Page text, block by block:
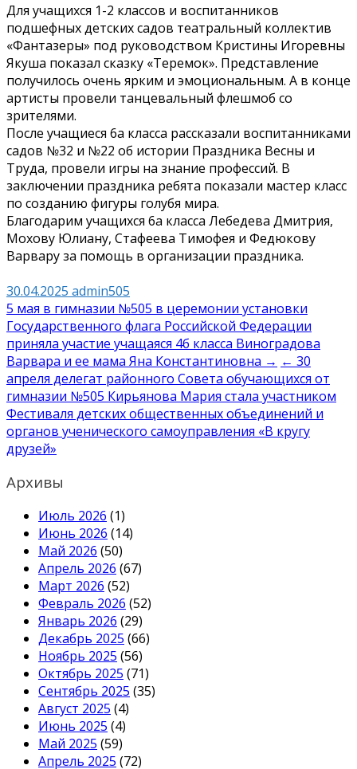
Для учащихся 1-2 классов и воспитанников
подшефных детских садов театральный коллектив
«Фантазеры» под руководством Кристины Игоревны
Якуша показал сказку «Теремок». Представление
получилось очень ярким и эмоциональным. А в конце
артисты провели танцевальный флешмоб со
зрителями.
После учащиеся 6а класса рассказали воспитанниками
садов №32 и №22 об истории Праздника Весны и
Труда, провели игры на знание профессий. В
заключении праздника ребята показали мастер класс
по созданию фигуры голубя мира.
Благодарим учащихся 6а класса Лебедева Дмитрия,
Мохову Юлиану, Стафеева Тимофея и Федюкову
Варвару за помощь в организации праздника.
30.04.2025 admin505
Навигация
по
записям
5 мая в гимназии №505 в церемонии установки
Государственного флага Российской Федерации
приняла участие учащаяся 4б класса Виноградова
Варвара и ее мама Яна Константиновна → ← 30
апреля делегат районного Совета обучающихся от
гимназии №505 Кирьянова Мария стала участником
Фестиваля детских общественных объединений и
органов ученического самоуправления «В кругу
друзей»
Архивы
Июль 2026 (1)
Июнь 2026 (14)
Май 2026 (50)
Апрель 2026 (67)
Март 2026 (52)
Февраль 2026 (52)
Январь 2026 (29)
Декабрь 2025 (66)
Ноябрь 2025 (56)
Октябрь 2025 (71)
Сентябрь 2025 (35)
Август 2025 (4)
Июнь 2025 (4)
Май 2025 (59)
Апрель 2025 (72)